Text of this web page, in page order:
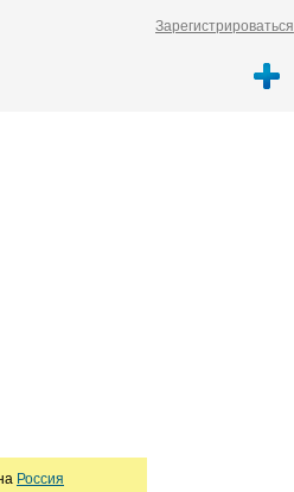
Зарегистрироваться
Россия